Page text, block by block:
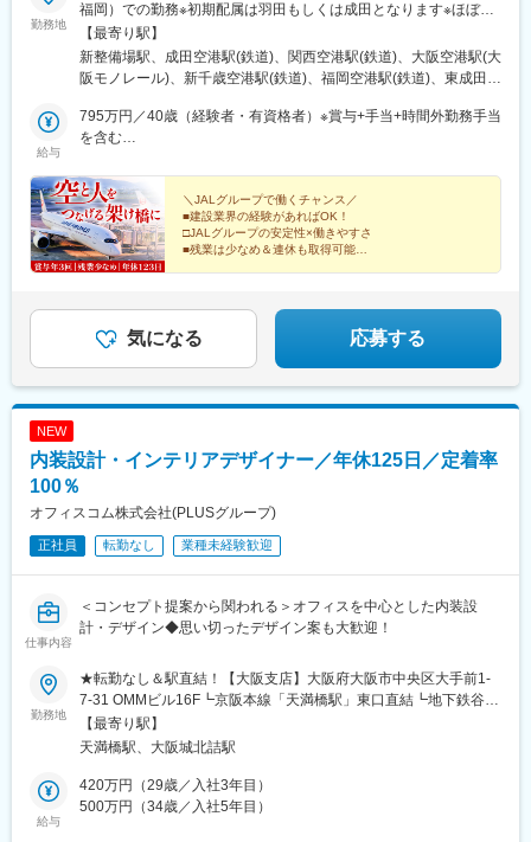
勤務地
福岡）での勤務※初期配属は羽田もしくは成田となります※ほぼす
べて空港内施設での勤務です※工事グループの施工管理は、各営業
所も含め40名ほどです★U・Iターン歓迎！★希望勤務地を最大限
考慮します★週2回、リモートも可能です！【本社】東京都大田区
際空港内 日本航空成田第1ハンガー2階【関西営業所（関西事務
所）】大阪府泉南市泉州空港南1番地 JAL輸出貨物ビル2階【関西
港 北事務所棟1階【千歳営業所】北海道千歳市美々 新千歳空港国
内線旅客ターミナルビル3階【福岡営業所】福岡県福岡市博多区空
港前2丁目5番35号
【最寄り駅】
新整備場駅、成田空港駅(鉄道)、関西空港駅(鉄道)、大阪空港駅(大
阪モノレール)、新千歳空港駅(鉄道)、福岡空港駅(鉄道)、東成田
給与
795万円／40歳（経験者・有資格者）※賞与+手当+時間外勤務手当
を含む
を含む
＼JALグループで働くチャンス／
■建設業界の経験があればOK！
□JALグループの安定性×働きやすさ
■残業は少なめ＆連休も取得可能
まだある魅力はこの求人をチェック！
気になる 応募する
NEW
内装設計・インテリアデザイナー／年休125日／定着率
100％
オフィスコム株式会社(PLUSグループ)
正社員 転勤なし 業種未経験歓迎
仕事内容
＜コンセプト提案から関われる＞オフィスを中心とした内装設
計・デザイン◆思い切ったデザイン案も大歓迎！
勤務地
★転勤なし＆駅直結！【大阪支店】大阪府大阪市中央区大手前1-
7-31 OMMビル16F┗京阪本線「天満橋駅」東口直結┗地下鉄谷町
線「天満橋駅」1番出口直結※入社後の研修は下記にて行います。
【東京本社】東京都千代田区九段北4-1-7 九段センタービル
口より徒歩3分
【最寄り駅】
天満橋駅、大阪城北詰駅
給与
420万円（29歳／入社3年目）
500万円（34歳／入社5年目）